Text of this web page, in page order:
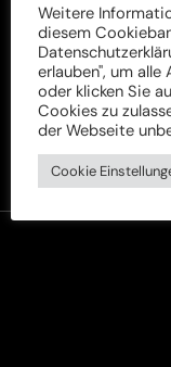
Weitere
diesem
erlauben", um
oder klicken Sie
Cookies zu
der Webseite
Cookie